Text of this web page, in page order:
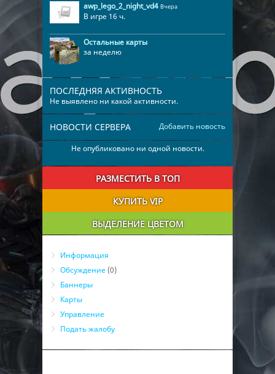
awp_lego_2_night_vd4 Вчера
В игре 16 ч.
Остальные карты
за неделю
ПОСЛЕДНЯЯ АКТИВНОСТЬ
Не выявлено ни какой активности.
Добавить новость
НОВОСТИ СЕРВЕРА
Не опубликовано ни одной новости.
РАЗМЕСТИТЬ В ТОП
КУПИТЬ VIP
ВЫДЕЛЕНИЕ ЦВЕТОМ
Информация
Обсуждение (0)
Баннеры
Карты
Управление
Подать жалобу